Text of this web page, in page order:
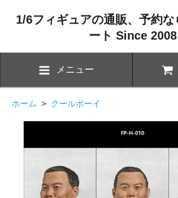
1/6フィギュアの通販、予約な
ート Since 2008
メニュー
ホーム > クールボーイ